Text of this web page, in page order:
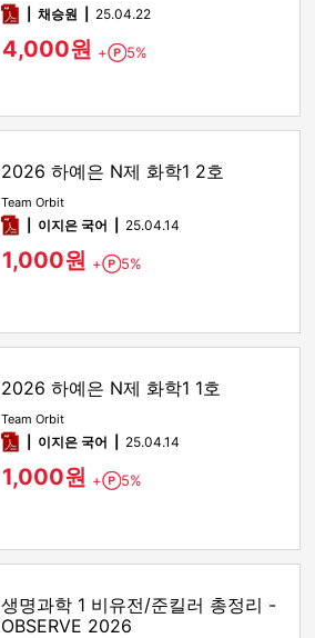
pdf채승원 25.04.22
4,000원 + Point
5%
2026 하예은 N제 화학1 2호
Team Orbit
pdf이지은 국어 25.04.14
1,000원 + Point
5%
2026 하예은 N제 화학1 1호
Team Orbit
pdf이지은 국어 25.04.14
1,000원 + Point
5%
생명과학 1 비유전/준킬러 총정리 -
OBSERVE 2026